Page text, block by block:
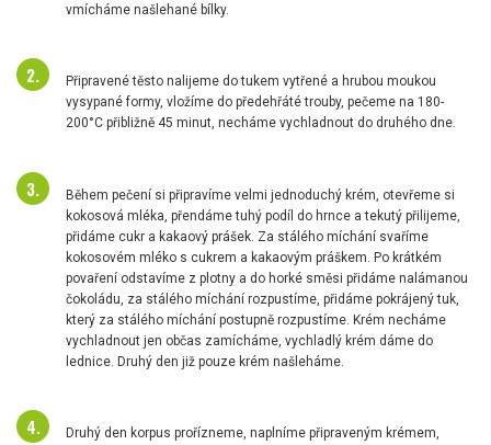
vmícháme našlehané bílky.
Připravené těsto nalijeme do tukem vytřené a hrubou moukou
vysypané formy, vložíme do předehřáté trouby, pečeme na 180-
200°C přibližně 45 minut, necháme vychladnout do druhého dne.
Během pečení si připravíme velmi jednoduchý krém, otevřeme si
kokosová mléka, přendáme tuhý podíl do hrnce a tekutý přilijeme,
přidáme cukr a kakaový prášek. Za stálého míchání svaříme
kokosovém mléko s cukrem a kakaovým práškem. Po krátkém
povaření odstavíme z plotny a do horké směsi přidáme nalámanou
čokoládu, za stálého míchání rozpustíme, přidáme pokrájený tuk,
který za stálého míchání postupně rozpustíme. Krém necháme
vychladnout jen občas zamícháme, vychladlý krém dáme do
lednice. Druhý den již pouze krém našleháme.
Druhý den korpus prořízneme, naplníme připraveným krémem,